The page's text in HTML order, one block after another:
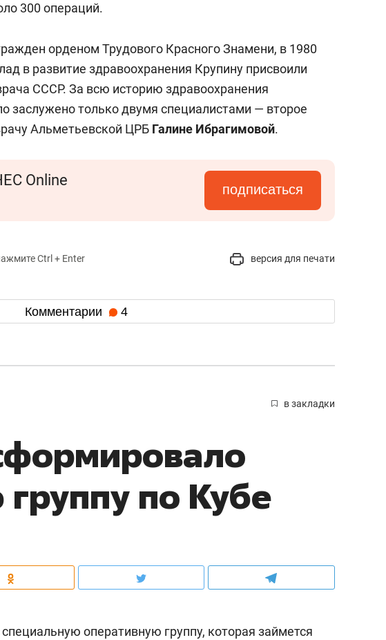
300 операций.
орденом Трудового Красного Знамени, в 1980
в развитие здравоохранения Крупину присвоили
СССР. За всю историю здравоохранения
заслужено только двумя специалистами — второе
Альметьевской ЦРБ Галине Ибрагимовой.
Online
подписаться
Ctrl + Enter версия для печати
Комментарии 4
в закладки
по Кубе
оперативную группу, которая займется